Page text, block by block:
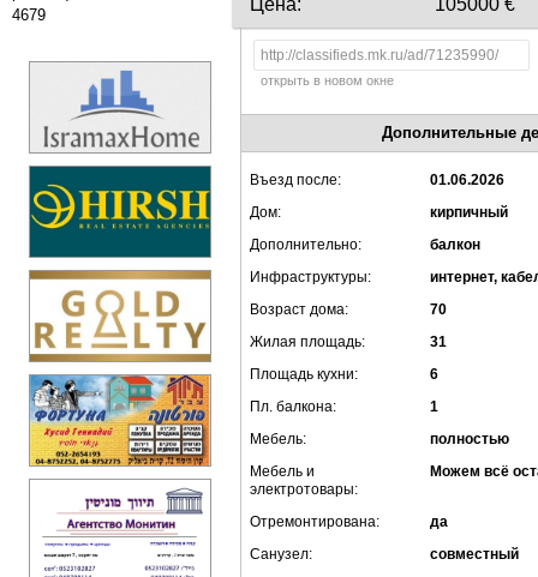
4679
открыть в новом окне
Дополнительные
Въезд после:
01.06.2026
Дом:
кирпичный
Дополнительно:
балкон
Инфраструктуры:
интернет,
Возраст дома:
70
Жилая площадь:
31
Площадь кухни:
6
Пл. балкона:
1
Мебель:
полностью
Мебель и
электротовары:
Можем всё
Отремонтирована:
да
Санузел:
совместный